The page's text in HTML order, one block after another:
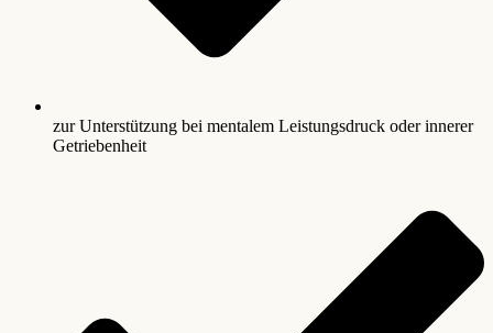
zur Unterstützung bei mentalem Leistungsdruck oder innerer
Getriebenheit